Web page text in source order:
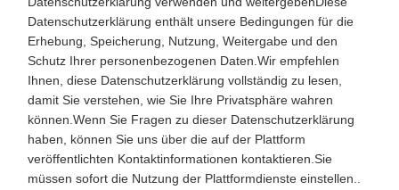
Datenschutzerklärung enthält unsere Bedingungen für die
Erhebung, Speicherung, Nutzung, Weitergabe und den
Schutz Ihrer personenbezogenen Daten.Wir empfehlen
Ihnen, diese Datenschutzerklärung vollständig zu lesen,
damit Sie verstehen, wie Sie Ihre Privatsphäre wahren
können.Wenn Sie Fragen zu dieser Datenschutzerklärung
haben, können Sie uns über die auf der Plattform
veröffentlichten Kontaktinformationen kontaktieren.Sie
müssen sofort die Nutzung der Plattformdienste einstellen..